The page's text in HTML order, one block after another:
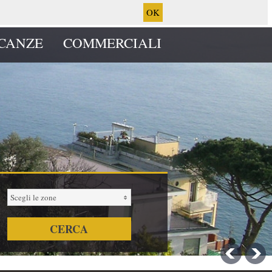
OK
COMMERCIALI
Scegli le zone